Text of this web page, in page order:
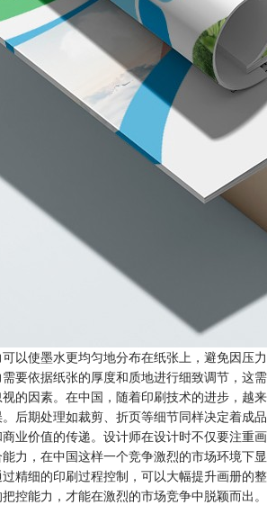
以使墨水更均匀地分布在纸张上，避免因压
要依据纸张的厚度和质地进行细致调节，这
的因素。在中国，随着印刷技术的进步，越
后期处理如裁剪、折页等细节同样决定着成品
业价值的传递。设计师在设计时不仅要注重
力，在中国这样一个竞争激烈的市场环境下显
精细的印刷过程控制，可以大幅提升画册的
控能力，才能在激烈的市场竞争中脱颖而出。